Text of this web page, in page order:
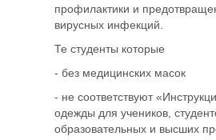
профилактики и
вирусных инфекций.
Те студенты которые
- без медицинских масок
- не соответствуют
одежды для учеников,
образовательных и высших